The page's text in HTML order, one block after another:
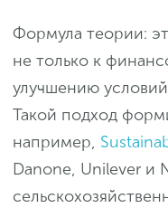
Формула теории:
не только к
улучшению
Такой подход
например,
Danone, Unilever и